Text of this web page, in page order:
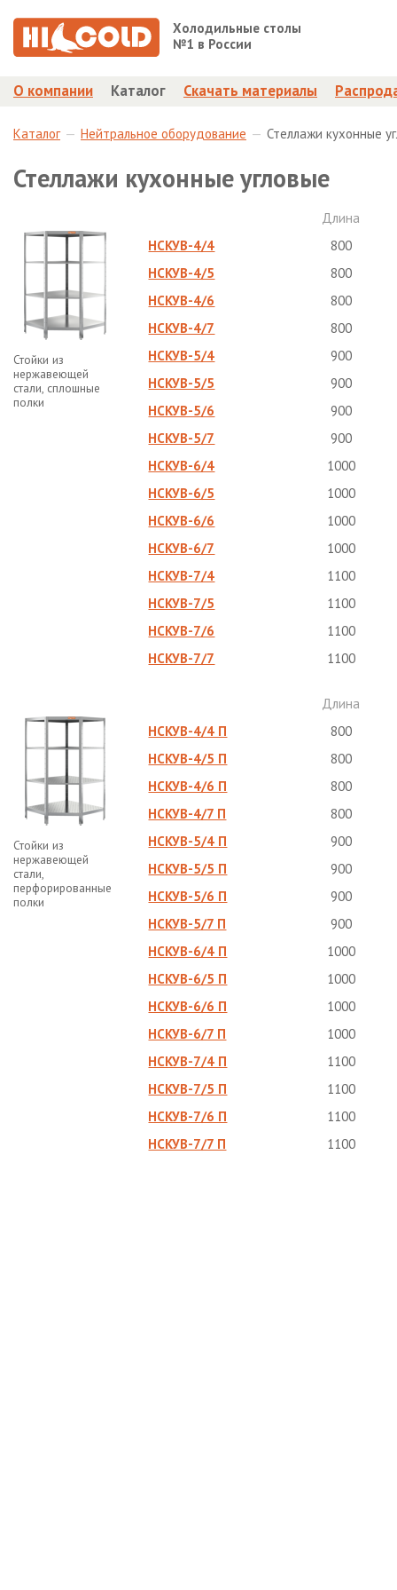
Холодильные столы
№1 в России
О компании Каталог Скачать материалы
Каталог Нейтральное оборудование Стеллажи кухонные
Стеллажи кухонные угловые
Стойки из
нержавеющей
стали, сплошные
полки
Длина
НСКУВ-4/4
800
НСКУВ-4/5
800
НСКУВ-4/6
800
НСКУВ-4/7
800
НСКУВ-5/4
900
НСКУВ-5/5
900
НСКУВ-5/6
900
НСКУВ-5/7
900
НСКУВ-6/4
1000
НСКУВ-6/5
1000
НСКУВ-6/6
1000
НСКУВ-6/7
1000
НСКУВ-7/4
1100
НСКУВ-7/5
1100
НСКУВ-7/6
1100
НСКУВ-7/7
1100
Стойки из
нержавеющей
стали,
перфорированные
полки
Длина
НСКУВ-4/4 П
800
НСКУВ-4/5 П
800
НСКУВ-4/6 П
800
НСКУВ-4/7 П
800
НСКУВ-5/4 П
900
НСКУВ-5/5 П
900
НСКУВ-5/6 П
900
НСКУВ-5/7 П
900
НСКУВ-6/4 П
1000
НСКУВ-6/5 П
1000
НСКУВ-6/6 П
1000
НСКУВ-6/7 П
1000
НСКУВ-7/4 П
1100
НСКУВ-7/5 П
1100
НСКУВ-7/6 П
1100
НСКУВ-7/7 П
1100